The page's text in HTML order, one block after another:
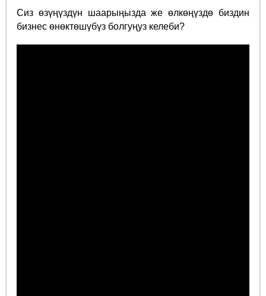
Сиз өзүңүздүн шаарыңызда же өлкөңүздө биздин
бизнес өнөктөшүбүз болгуңуз келеби?